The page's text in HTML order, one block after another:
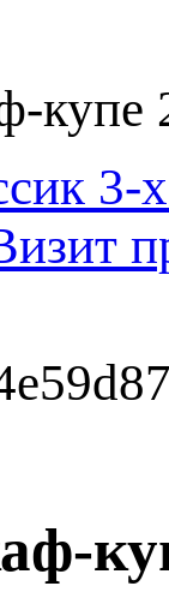
купе
3-